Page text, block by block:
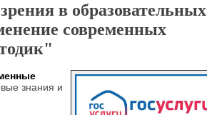
в образовательных
современных
знания и